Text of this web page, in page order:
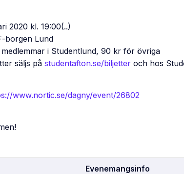
2020 kl. 19:00(..)
borgen Lund
i Studentlund, 90 kr för övriga
säljs på studentafton.se/biljetter och hos
www.nortic.se/dagny/event/26802
Evenemangsinfo